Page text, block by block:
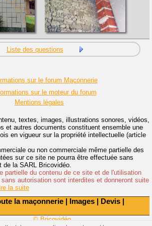
la maçonnerie | Images | Devis |
Liste des questions
sur le forum Maçonnerie
sur le moteur du forum
Mentions légales
textes, images, illustrations sonores, vidéos,
et autres documents constituent ensemble une
en vigueur sur la propriété intellectuelle (article
ou non commerciale même partielle des
sur ce site ne pourra être effectuée sans
de la SARL Bricovidéo.
partielle du contenu de ce site et de l'utilisation
autorisation sont interdites et donneront suite
la suite
© Bricovidéo